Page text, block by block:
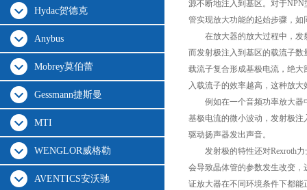
Hydac贺德克
Anybus
Mobrey莫伯蕾
Gessmann捷斯曼
MTI
WENGLOR威格勒
AVENTICS安沃驰
源不断地注入到基区。对于
管实现放大功能的起始步骤，如
在放大器的放大过程中，发射
而发射极注入到基区的载流子
载流子复合形成基极电流，绝
入载流子的效率越高，这种放大
例如在一个音频功率放大器中
基极电流的微小波动，发射极
驱动扬声器发出声音。
发射极的特性还对Rexroth力
会导致晶体管的参数发生改变
证放大器在不同环境条件下都能